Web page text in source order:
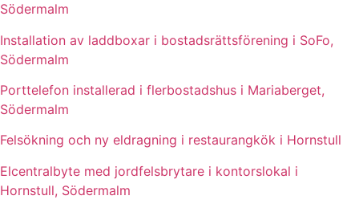
Södermalm
Installation av laddboxar i bostadsrättsförening i SoFo,
Södermalm
Porttelefon installerad i flerbostadshus i Mariaberget,
Södermalm
Felsökning och ny eldragning i restaurangkök i Hornstull
Elcentralbyte med jordfelsbrytare i kontorslokal i
Hornstull, Södermalm